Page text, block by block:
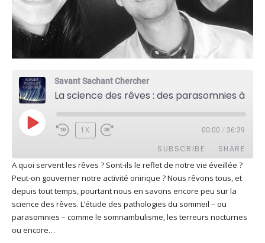
Savant Sachant Chercher
PLAY
EPISODE
1X 00:00 / 36:39
SUBSCRIBE SHARE
Apple Podcasts Deezer
Google Play PocketCasts
Podcast Addict RSS
SHARE
LINK
EMBED
A quoi servent les rêves ? Sont-ils le reflet de notre vie éveillée ?
Peut-on gouverner notre activité onirique ? Nous rêvons tous, et
depuis tout temps, pourtant nous en savons encore peu sur la
science des rêves. L’étude des pathologies du sommeil – ou
parasomnies – comme le somnambulisme, les terreurs nocturnes
ou encore…